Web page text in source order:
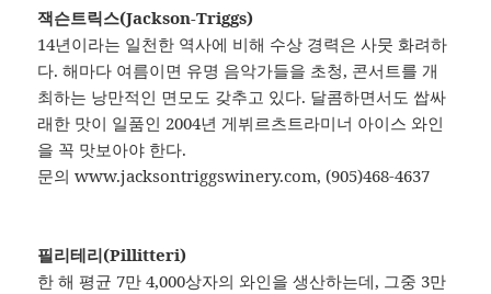
잭슨트릭스(Jackson-Triggs)
14년이라는 일천한 역사에 비해 수상 경력은 사뭇 화려하
다. 해마다 여름이면 유명 음악가들을 초청, 콘서트를 개
최하는 낭만적인 면모도 갖추고 있다. 달콤하면서도 쌉싸
래한 맛이 일품인 2004년 게뷔르츠트라미너 아이스 와인
을 꼭 맛보아야 한다.
문의 www.jacksontriggswinery.com, (905)468-4637
필리테리(Pillitteri)
한 해 평균 7만 4,000상자의 와인을 생산하는데, 그중 3만